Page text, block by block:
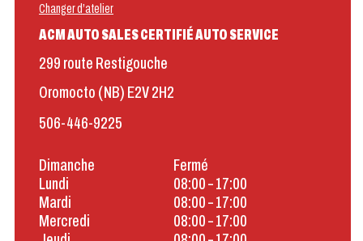
Changer d’atelier
ACM AUTO SALES CERTIFIÉ AUTO SERVICE
299 route Restigouche
Oromocto (NB) E2V 2H2
506-446-9225
Dimanche
Fermé
Lundi
08:00 – 17:00
Mardi
08:00 – 17:00
Mercredi
08:00 – 17:00